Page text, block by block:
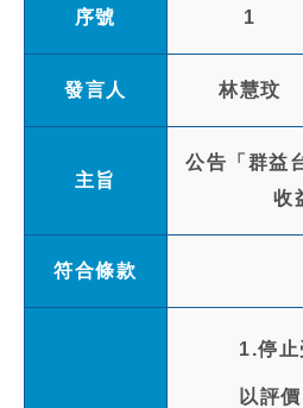
序號 1
發言人 林慧玟
主旨
公告「群益
收
符合條款
1.停
以評